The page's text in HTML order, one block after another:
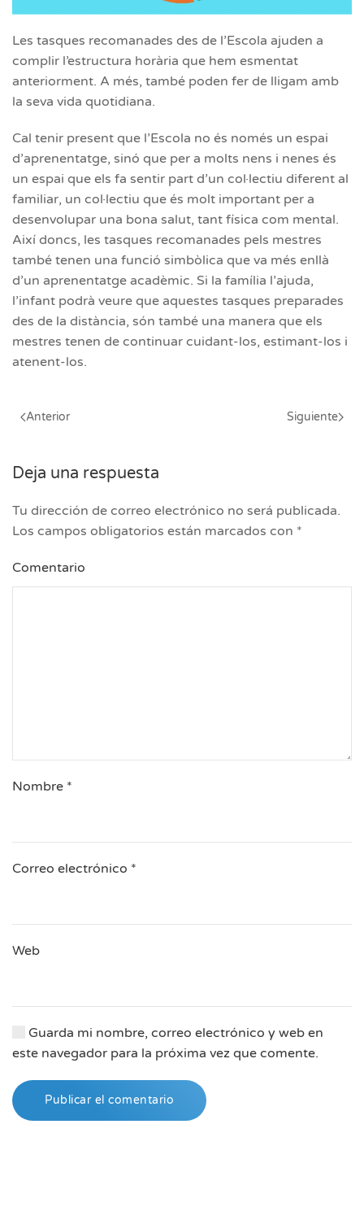
Les tasques recomanades des de l’Escola ajuden a
complir l’estructura horària que hem esmentat
anteriorment. A més, també poden fer de lligam amb
la seva vida quotidiana.
Cal tenir present que l’Escola no és només un espai
d’aprenentatge, sinó que per a molts nens i nenes és
un espai que els fa sentir part d’un col·lectiu diferent al
familiar, un col·lectiu que és molt important per a
desenvolupar una bona salut, tant física com mental.
Així doncs, les tasques recomanades pels mestres
també tenen una funció simbòlica que va més enllà
d’un aprenentatge acadèmic. Si la família l’ajuda,
l’infant podrà veure que aquestes tasques preparades
des de la distància, són també una manera que els
mestres tenen de continuar cuidant-los, estimant-los i
atenent-los.
Anterior Siguiente
Deja una respuesta
Tu dirección de correo electrónico no será publicada.
Los campos obligatorios están marcados con *
Comentario
Nombre *
Correo electrónico *
Web
Guarda mi nombre, correo electrónico y web en
este navegador para la próxima vez que comente.
Publicar el comentario